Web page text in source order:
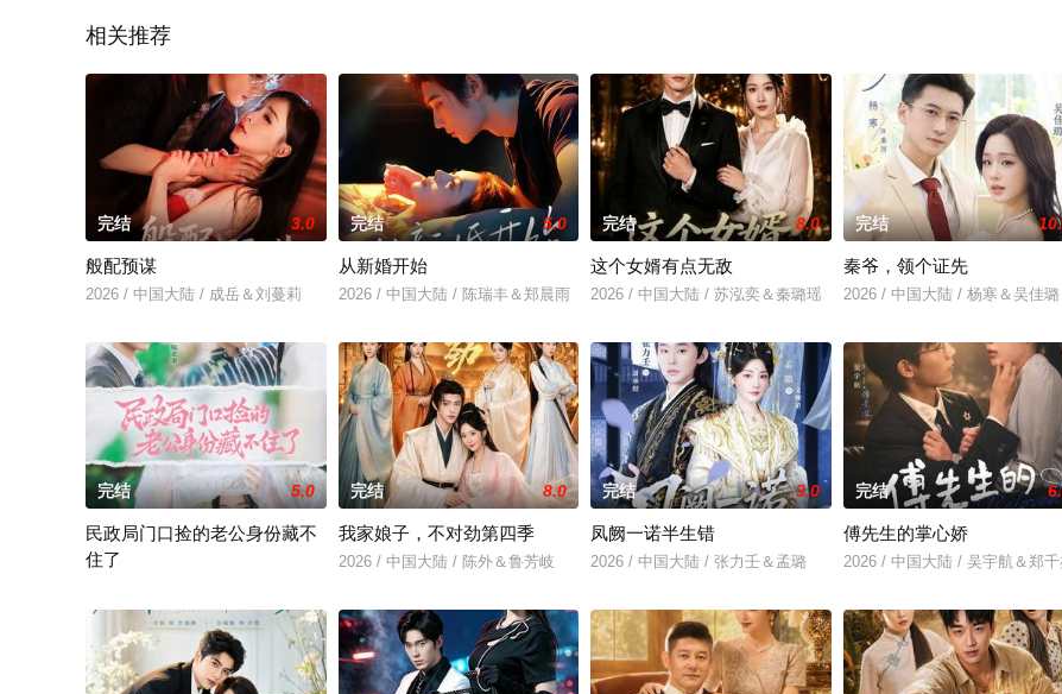
相关推荐
完结 3.0
般配预谋
2026 / 中国大陆 / 成岳＆刘蔓莉
完结 5.0
从新婚开始
2026 / 中国大陆 / 陈瑞丰＆郑晨雨
完结 8.0
这个女婿有点无敌
2026 / 中国大陆 / 苏泓奕＆秦璐瑶
完结
秦爷，领个证先
2026 / 中国大陆 / 杨寒＆吴佳璐
完结 5.0
民政局门口捡的老公身份藏不
住了
完结 8.0
我家娘子，不对劲第四季
2026 / 中国大陆 / 陈外＆鲁芳岐
完结 3.0
凤阙一诺半生错
2026 / 中国大陆 / 张力壬＆孟璐
完结
傅先生的掌心娇
2026 / 中国大陆 / 吴宇航＆郑千